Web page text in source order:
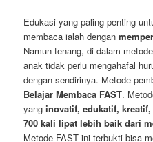
Edukasi yang paling penting
membaca ialah dengan
Namun tenang, di dalam
anak tidak perlu mengahafal
dengan sendirinya. Metode
Belajar Membaca FAST.
yang inovatif, edukatif,
700 kali lipat lebih baik dari
Metode FAST ini terbukti bisa